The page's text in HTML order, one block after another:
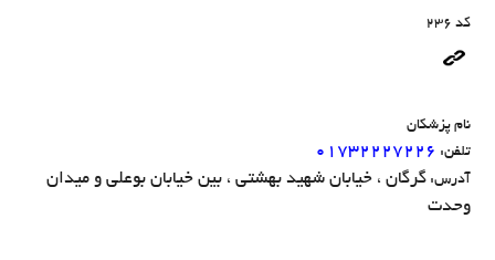
کد 236
نام پزشکان
تلفن: ۰۱۷۳۲۲۲۷۲۲۶
آدرس:گرگان ، خیابان شهید بهشتی ، بین خیابان بوعلی و میدان
وحدت